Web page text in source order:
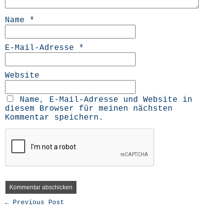
Name *
E-Mail-Adresse *
Website
Name, E-Mail-Adresse und Website in
diesem Browser für meinen nächsten
Kommentar speichern.
← Previous Post